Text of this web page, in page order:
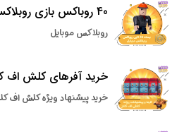
40 روباکس بازی روبلاکس
روبلاکس موبایل
خرید آفرهای کلش اف
خرید پیشنهاد ویژه کلش اف